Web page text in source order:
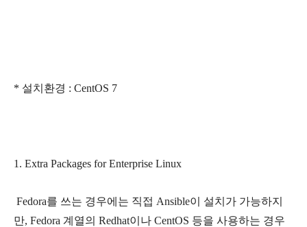
* 설치환경 : CentOS 7
1. Extra Packages for Enterprise Linux
Fedora를 쓰는 경우에는 직접 Ansible이 설치가 가능하지
만, Fedora 계열의 Redhat이나 CentOS 등을 사용하는 경우